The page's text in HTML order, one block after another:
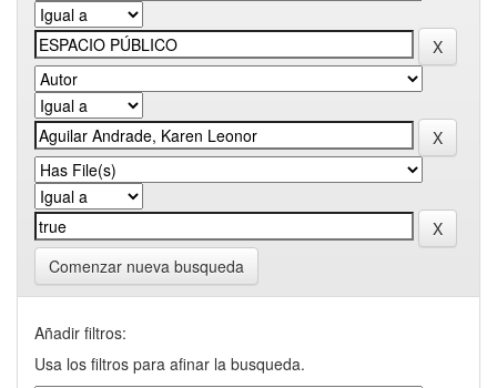
Comenzar nueva busqueda
Añadir filtros:
Usa los filtros para afinar la busqueda.